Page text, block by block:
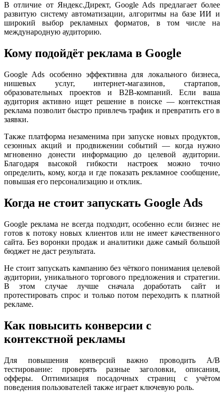
В отличие от Яндекс.Директ, Google Ads предлагает более
развитую систему автоматизации, алгоритмы на базе ИИ и
широкий выбор рекламных форматов, в том числе на
международную аудиторию.
Кому подойдёт реклама в Google
Google Ads особенно эффективна для локального бизнеса,
нишевых услуг, интернет-магазинов, стартапов,
образовательных проектов и B2B-компаний. Если ваша
аудитория активно ищет решение в поиске — контекстная
реклама позволит быстро привлечь трафик и превратить его в
заявки.
Также платформа незаменима при запуске новых продуктов,
сезонных акций и продвижении событий — когда нужно
мгновенно донести информацию до целевой аудитории.
Благодаря высокой гибкости настроек можно точно
определить, кому, когда и где показать рекламное сообщение,
повышая его персонализацию и отклик.
Когда не стоит запускать Google Ads
Google реклама не всегда подходит, особенно если бизнес не
готов к потоку новых клиентов или не имеет качественного
сайта. Без воронки продаж и аналитики даже самый большой
бюджет не даст результата.
Не стоит запускать кампанию без чёткого понимания целевой
аудитории, уникального торгового предложения и стратегии.
В этом случае лучше сначала доработать сайт и
протестировать спрос и только потом переходить к платной
рекламе.
Как повысить конверсии с
контекстной рекламы
Для повышения конверсий важно проводить A/B
тестирование: проверять разные заголовки, описания,
офферы. Оптимизация посадочных страниц с учётом
поведения пользователей также играет ключевую роль.